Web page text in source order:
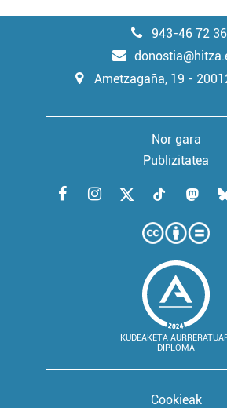
943-46 72 36
Ametzagaña, 19 -
Nor gara
Publizitatea
KUDEAKETA
DIPLOMA
Cookieak